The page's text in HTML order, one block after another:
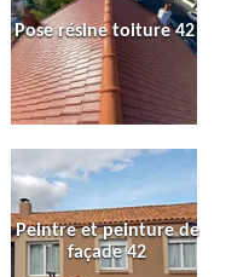
Pose résine toiture 42
Peintre et peinture de
façade 42